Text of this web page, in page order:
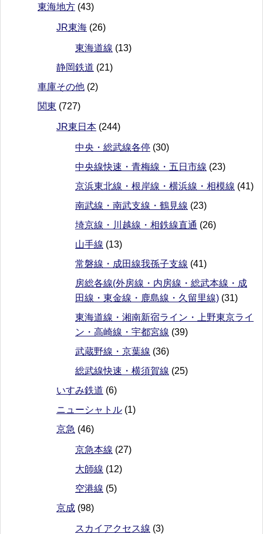
東海地方 (43)
JR東海 (26)
東海道線 (13)
静岡鉄道 (21)
車庫その他 (2)
関東 (727)
JR東日本 (244)
中央・総武線各停 (30)
中央線快速・青梅線・五日市線 (23)
京浜東北線・根岸線・横浜線・相模線 (41)
南武線・南武支線・鶴見線 (23)
埼京線・川越線・相鉄線直通 (26)
山手線 (13)
常磐線・成田線我孫子支線 (41)
房総各線(外房線・内房線・総武本線・成
田線・東金線・鹿島線・久留里線) (31)
東海道線・湘南新宿ライン・上野東京ライ
ン・高崎線・宇都宮線 (39)
武蔵野線・京葉線 (36)
総武線快速・横須賀線 (25)
いすみ鉄道 (6)
ニューシャトル (1)
京急 (46)
京急本線 (27)
大師線 (12)
空港線 (5)
京成 (98)
スカイアクセス線 (3)